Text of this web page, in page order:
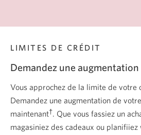
LIMITES DE CRÉDIT
Demandez une augmentation
Vous approchez de la limite de votre
Demandez une augmentation de
maintenant†. Que vous fassiez un
magasiniez des cadeaux ou planifiiez